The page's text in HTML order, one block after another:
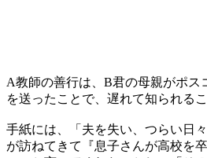
A教師の善行は、B君の母親がポス
を送ったことで、遅れて知られる
手紙には、「夫を失い、つらい日
が訪ねてきて『息子さんが高校を